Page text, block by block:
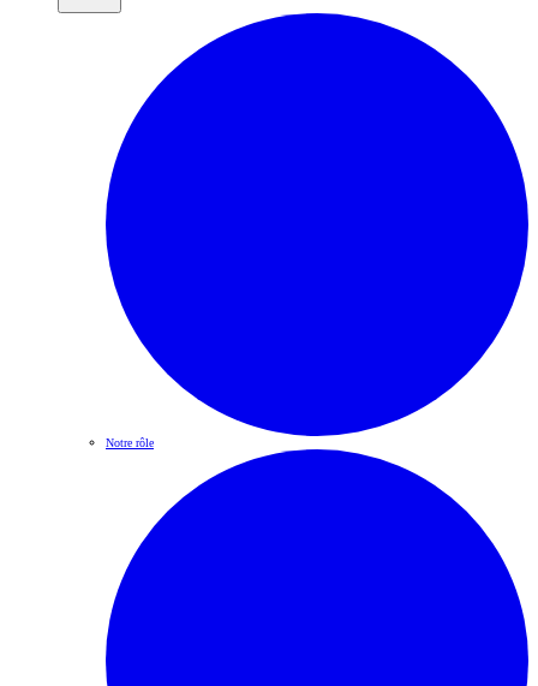
Notre rôle